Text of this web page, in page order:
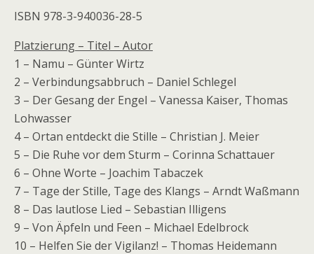
ISBN 978-3-940036-28-5
Platzierung – Titel – Autor
1 – Namu – Günter Wirtz
2 – Verbindungsabbruch – Daniel Schlegel
3 – Der Gesang der Engel – Vanessa Kaiser, Thomas
Lohwasser
4 – Ortan entdeckt die Stille – Christian J. Meier
5 – Die Ruhe vor dem Sturm – Corinna Schattauer
6 – Ohne Worte – Joachim Tabaczek
7 – Tage der Stille, Tage des Klangs – Arndt Waßmann
8 – Das lautlose Lied – Sebastian Illigens
9 – Von Äpfeln und Feen – Michael Edelbrock
10 – Helfen Sie der Vigilanz! – Thomas Heidemann